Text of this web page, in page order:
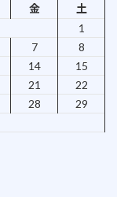
金
土
1
7
8
14
15
21
22
28
29